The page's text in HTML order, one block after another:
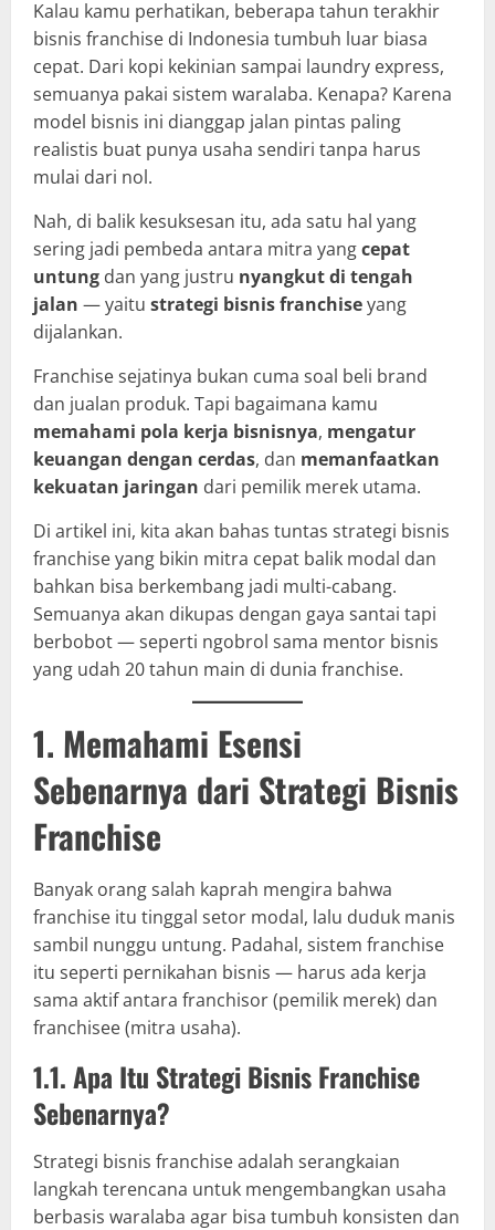
Kalau kamu perhatikan, beberapa tahun terakhir
bisnis franchise di Indonesia tumbuh luar biasa
cepat. Dari kopi kekinian sampai laundry express,
semuanya pakai sistem waralaba. Kenapa? Karena
model bisnis ini dianggap jalan pintas paling
realistis buat punya usaha sendiri tanpa harus
mulai dari nol.
Nah, di balik kesuksesan itu, ada satu hal yang
sering jadi pembeda antara mitra yangcepat
untung dan yang justru nyangkut di tengah
jalan — yaitu strategi bisnis franchiseyang
dijalankan.
Franchise sejatinya bukan cuma soal beli brand
dan jualan produk. Tapi bagaimana kamu
memahami pola kerja bisnisnya, mengatur
keuangan dengan cerdas, dan memanfaatkan
kekuatan jaringan dari pemilik merek utama.
Di artikel ini, kita akan bahas tuntas strategi bisnis
franchise yang bikin mitra cepat balik modal dan
bahkan bisa berkembang jadi multi-cabang.
Semuanya akan dikupas dengan gaya santai tapi
berbobot — seperti ngobrol sama mentor bisnis
yang udah 20 tahun main di dunia franchise.
1. Memahami Esensi
Sebenarnya dari Strategi Bisnis
Franchise
Banyak orang salah kaprah mengira bahwa
franchise itu tinggal setor modal, lalu duduk manis
sambil nunggu untung. Padahal, sistem franchise
itu seperti pernikahan bisnis — harus ada kerja
sama aktif antara franchisor (pemilik merek) dan
franchisee (mitra usaha).
1.1. Apa Itu Strategi Bisnis Franchise
Sebenarnya?
Strategi bisnis franchise adalah serangkaian
langkah terencana untuk mengembangkan usaha
berbasis waralaba agar bisa tumbuh konsisten dan